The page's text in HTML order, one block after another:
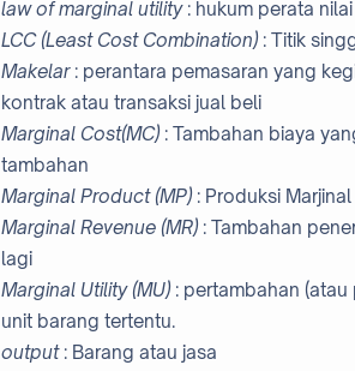
law of marginal utility: hukum perata
LCC (Least Cost Combination): Titik
Makelar : perantara pemasaran yang
kontrak atau transaksi jual beli
Marginal Cost(MC): Tambahan biaya
tambahan
Marginal Product (MP): Produksi Marjinal
Marginal Revenue (MR) : Tambahan
lagi
Marginal Utility (MU): pertambahan (atau
unit barang tertentu.
output: Barang atau jasa